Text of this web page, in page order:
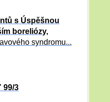
s Úspěšnou
boreliózy,
syndromu...
99/3